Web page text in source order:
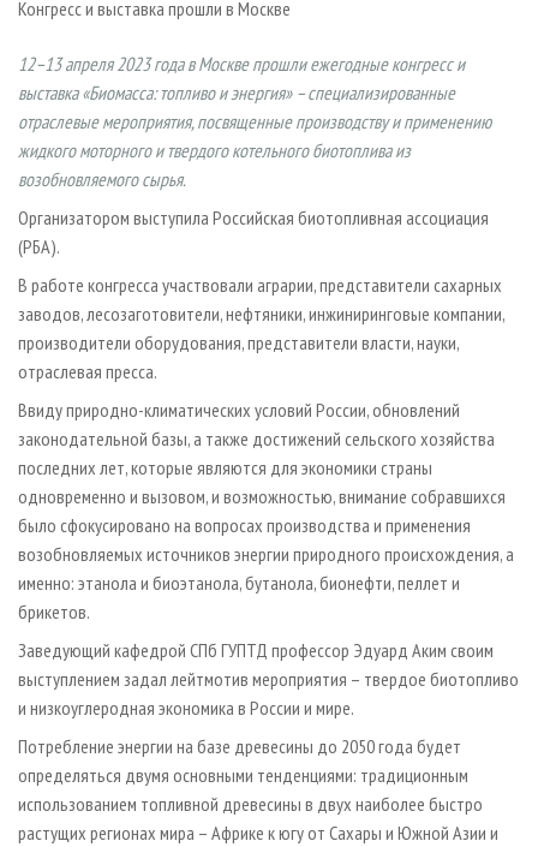
СУШКА ДРЕВЕСИНЫ
ПРОИЗВОДСТВО ДРЕВЕСНЫХ ПЛИТ
ДЕРЕВЯННОЕ ДОМОСТРОЕНИЕ
ПРОИЗВОДСТВО МЕБЕЛИ
БИОЭНЕРГЕТИКА
ЦБП
ИНСТРУМЕНТ И МАТЕРИАЛЫ
ПЕРСОНЫ
МОБИЛЬНЫЕ ВЫСТАВКИ
ОФИЦИАЛЬНЫЕ ДЕЛЕГАЦИИ
ПРИОРИТЕТНЫЕ ИНВЕСТПРОЕКТЫ
RUSSIAN FORESTRY REVIEW
ГАЗЕТА ЛЕСПРОМФОРУМ
БИБЛИОТЕКА СПЕЦИАЛИСТА
КОНТАКТЫ
РЕКЛАМА
РЕКЛАМА НА САЙТЕ
Конгресс и выставка прошли в Москве
12–13 апреля 2023 года в Москве прошли ежегодные конгресс и
выставка «Биомасса: топливо и энергия» – специализированные
отраслевые мероприятия, посвященные производству и применению
жидкого моторного и твердого котельного биотоплива из
возобновляемого сырья.
Организатором выступила Российская биотопливная ассоциация
(РБА).
В работе конгресса участвовали аграрии, представители сахарных
заводов, лесозаготовители, нефтяники, инжиниринговые компании,
производители оборудования, представители власти, науки,
отраслевая пресса.
Ввиду природно-климатических условий России, обновлений
законодательной базы, а также достижений сельского хозяйства
последних лет, которые являются для экономики страны
одновременно и вызовом, и возможностью, внимание собравшихся
было сфокусировано на вопросах производства и применения
возобновляемых источников энергии природного происхождения, а
именно: этанола и биоэтанола, бутанола, бионефти, пеллет и
брикетов.
Заведующий кафедрой СПб ГУПТД профессор Эдуард Аким своим
выступлением задал лейтмотив мероприятия – твердое биотопливо
и низкоуглеродная экономика в России и мире.
Потребление энергии на базе древесины до 2050 года будет
определяться двумя основными тенденциями: традиционным
использованием топливной древесины в двух наиболее быстро
растущих регионах мира – Африке к югу от Сахары и Южной Азии и